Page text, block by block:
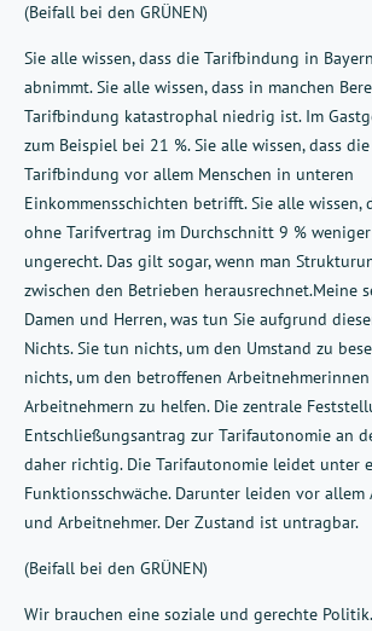
(Beifall bei den GRÜNEN)
Sie alle wissen, dass die Tarifbindung in
abnimmt. Sie alle wissen, dass in manchen
Tarifbindung katastrophal niedrig ist. Im
zum Beispiel bei 21 %. Sie alle wissen, dass
Tarifbindung vor allem Menschen in unteren
Einkommensschichten betrifft. Sie alle wissen,
ohne Tarifvertrag im Durchschnitt 9 %
ungerecht. Das gilt sogar, wenn man
zwischen den Betrieben herausrechnet.Meine
Damen und Herren, was tun Sie aufgrund
Nichts. Sie tun nichts, um den Umstand zu
nichts, um den betroffenen
Arbeitnehmern zu helfen. Die zentrale
Entschließungsantrag zur Tarifautonomie an
daher richtig. Die Tarifautonomie leidet unter
Funktionsschwäche. Darunter leiden vor
und Arbeitnehmer. Der Zustand ist untragbar.
(Beifall bei den GRÜNEN)
Wir brauchen eine soziale und gerechte